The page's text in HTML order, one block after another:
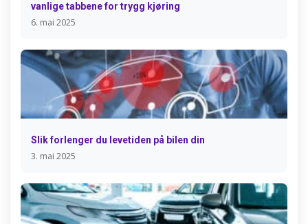
vanlige tabbene for trygg kjøring
6. mai 2025
Slik forlenger du levetiden på bilen din
3. mai 2025